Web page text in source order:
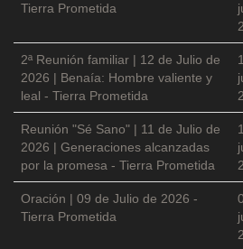
Tierra Prometida
2ª Reunión familiar | 12 de Julio de
2026 | Benaía: Hombre valiente y
leal - Tierra Prometida
Reunión "Sé Sano" | 11 de Julio de
2026 | Generaciones alcanzadas
por la promesa - Tierra Prometida
Oración | 09 de Julio de 2026 -
Tierra Prometida